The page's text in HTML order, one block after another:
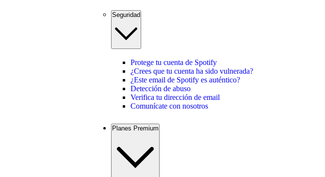
Seguridad
Protege tu cuenta de Spotify
¿Crees que tu cuenta ha sido vulnerada?
¿Este email de Spotify es auténtico?
Detección de abuso
Verifica tu dirección de email
Comunícate con nosotros
Planes Premium